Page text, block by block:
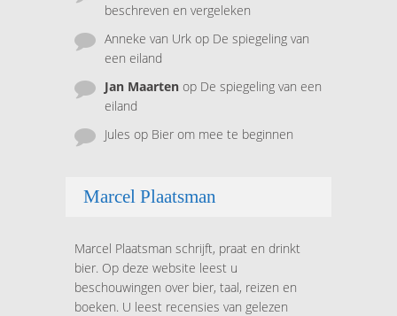
beschreven en vergeleken
Anneke van Urk op De spiegeling van
een eiland
Jan Maarten op De spiegeling van een
eiland
Jules op Bier om mee te beginnen
Marcel Plaatsman
Marcel Plaatsman schrijft, praat en drinkt
bier. Op deze website leest u
beschouwingen over bier, taal, reizen en
boeken. U leest recensies van gelezen